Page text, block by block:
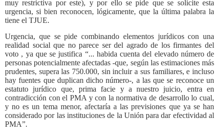
muy restrictiva por este), y por ello se pide que se solicite esta
urgencia, si bien reconocen, lógicamente, que la última palabra la
tiene el TJUE.
Urgencia, que se pide combinando elementos jurídicos con una
realidad social que no parece ser del agrado de los firmantes del
voto , ya que se justifica “... habida cuenta del elevado número de
personas potencialmente afectadas -que, según las estimaciones más
prudentes, supera las 750.000, sin incluir a sus familiares, e incluso
hay fuentes que duplican dicho número-, a las que se reconoce un
estatuto jurídico que, prima facie y a nuestro juicio, entra en
contradicción con el PMA y con la normativa de desarrollo lo cual,
y no es un tema menor, afectaría a las previsiones que ya se han
considerado por las instituciones de la Unión para dar efectividad al
PMA”.